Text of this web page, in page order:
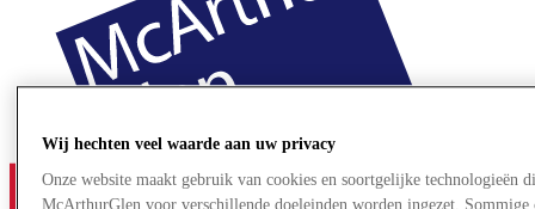
Wij hechten veel waarde aan uw privacy
Onze website maakt gebruik van cookies en soortgelijke technologieën
McArthurGlen voor verschillende doeleinden worden ingezet. Sommige